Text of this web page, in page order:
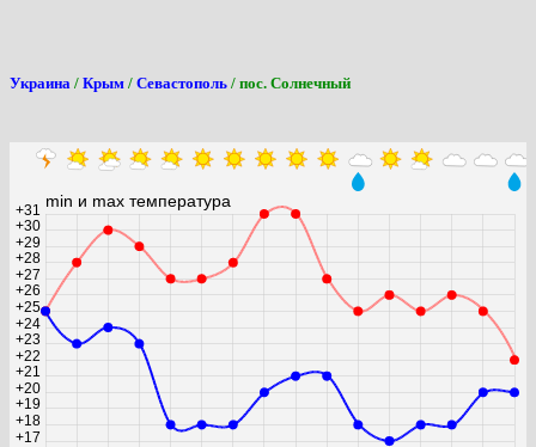
Украина / Крым / Севастополь / пос. Солнечный
min и max температура
+17
+18
+19
+20
+21
+22
+23
+24
+25
+26
+27
+28
+29
+30
+31